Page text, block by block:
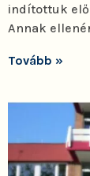
indítottuk
Annak
Tovább »